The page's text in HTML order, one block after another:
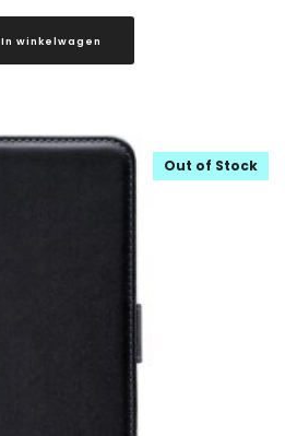
In winkelwagen
Out of Stock